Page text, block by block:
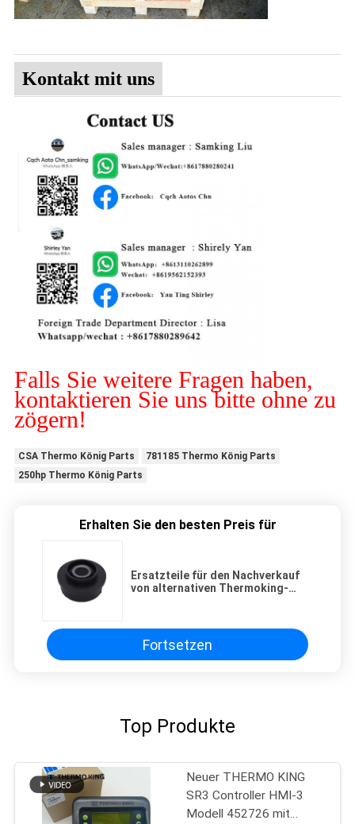
Kontakt mit uns
Falls Sie weitere Fragen haben,
kontaktieren Sie uns bitte ohne zu
zögern!
CSA Thermo König Parts
781185 Thermo König Parts
250hp Thermo König Parts
Erhalten Sie den besten Preis für
Ersatzteile für den Nachverkauf
von alternativen Thermoking-
Submotor-Einheit der Thermo
King T-Serie
Fortsetzen
Top Produkte
Neuer THERMO KING
SR3 Controller HMI-3
Modell 452726 mit